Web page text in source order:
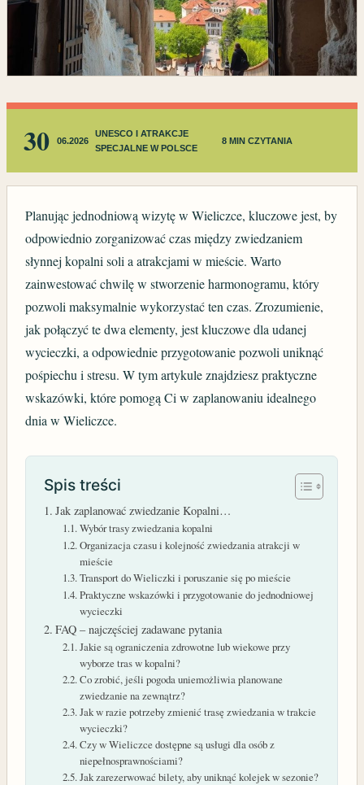
30 06.2026
UNESCO I ATRAKCJE
SPECJALNE W POLSCE
8 MIN CZYTANIA
Planując jednodniową wizytę w Wieliczce, kluczowe jest, by
odpowiednio zorganizować czas między zwiedzaniem
słynnej kopalni soli a atrakcjami w mieście. Warto
zainwestować chwilę w stworzenie harmonogramu, który
pozwoli maksymalnie wykorzystać ten czas. Zrozumienie,
jak połączyć te dwa elementy, jest kluczowe dla udanej
wycieczki, a odpowiednie przygotowanie pozwoli uniknąć
pośpiechu i stresu. W tym artykule znajdziesz praktyczne
wskazówki, które pomogą Ci w zaplanowaniu idealnego
dnia w Wieliczce.
Spis treści
Jak zaplanować zwiedzanie Kopalni…
Wybór trasy zwiedzania kopalni
Organizacja czasu i kolejność zwiedzania atrakcji w
mieście
Transport do Wieliczki i poruszanie się po mieście
Praktyczne wskazówki i przygotowanie do jednodniowej
wycieczki
FAQ – najczęściej zadawane pytania
Jakie są ograniczenia zdrowotne lub wiekowe przy
wyborze tras w kopalni?
Co zrobić, jeśli pogoda uniemożliwia planowane
zwiedzanie na zewnątrz?
Jak w razie potrzeby zmienić trasę zwiedzania w trakcie
wycieczki?
Czy w Wieliczce dostępne są usługi dla osób z
niepełnosprawnościami?
Jak zarezerwować bilety, aby uniknąć kolejek w sezonie?